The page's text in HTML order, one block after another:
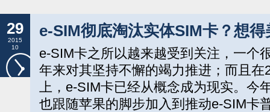
29
2015
10
e-SIM彻底淘汰实体SIM卡？想得
e-SIM卡之所以越来越受到关注，一个
年来对其坚持不懈的竭力推进；而且在
上，e-SIM卡已经从概念成为现实。今
也跟随苹果的脚步加入到推动e-SIM卡